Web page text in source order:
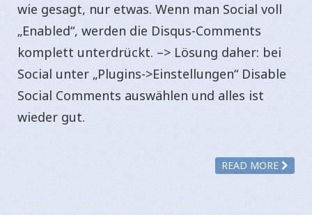
wie gesagt, nur etwas. Wenn man Social voll
„Enabled“, werden die Disqus-Comments
komplett unterdrückt. –> Lösung daher: bei
Social unter „Plugins->Einstellungen“ Disable
Social Comments auswählen und alles ist
wieder gut.
READ MORE